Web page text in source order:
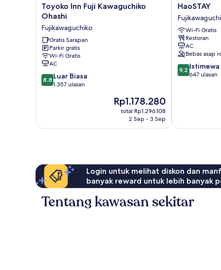
Toyoko
Inn
Kawaguchiko
Ohashi
Fujikawaguchiko
Toyoko Inn Fuji Kawaguchiko
Ohashi
Fujikawaguchiko
Gratis Sarapan
Parkir gratis
Wi-Fi Gratis
AC
8.8
dari
ulasan
8,8 Luar Biasa
1.357 ulasan
Harga
sekarang
Rp1.178.280
Rp1.178.280
total Rp1.296.108
2 Sep - 3 Sep
HaoSTAY
HaoSTAY
Wi-Fi Gratis
Restoran
AC
Bebas asap
9.2
dari
9,2 Istimewa
647 ulasan
Login untuk melihat diskon dan
banyak reward untuk lebih banyak
Tentang kawasan sekitar